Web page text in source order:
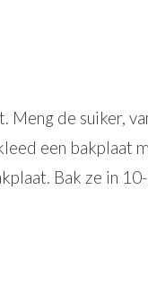
de suiker,
een bakplaat
Bak ze in